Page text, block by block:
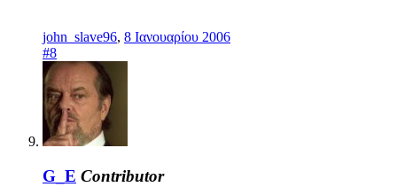
john_slave96, 8 Ιανουαρίου 2006
#8
G_E Contributor